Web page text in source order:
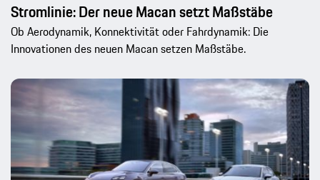
Stromlinie: Der neue Macan setzt Maßstäbe
Ob Aerodynamik, Konnektivität oder Fahrdynamik: Die
Innovationen des neuen Macan setzen Maß­stäbe.